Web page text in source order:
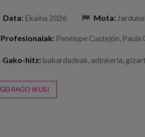
Data: Ekaina 2026 Mota:
Profesionalak: Penélope Castejón, Paula
Gako-hitz: bakardadeak, adinkeria,
GEHIAGO IKUSI